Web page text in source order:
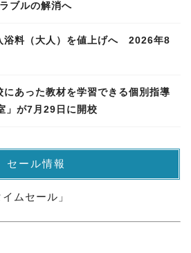
ブルの解消へ
浴料（大人）を値上げへ 2026年8
にあった教材を学習できる個別指導
」が7月29日に開校
セール情報
ムセール」